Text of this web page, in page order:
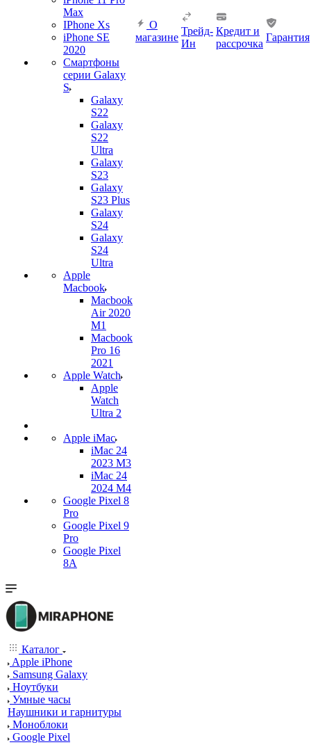
Max
IPhone Xs
iPhone SE
2020
Смартфоны
серии Galaxy
S
Galaxy
S22
Galaxy
S22
Ultra
Galaxy
S23
Galaxy
S23 Plus
Galaxy
S24
Galaxy
S24
Ultra
Apple
Macbook
Macbook
Air 2020
M1
Macbook
Pro 16
2021
Apple Watch
Apple
Watch
Ultra 2
Apple iMac
iMac 24
2023 M3
iMac 24
2024 M4
Google Pixel 8
Pro
Google Pixel 9
Pro
Google Pixel
8A
О
магазине
Трейд-
Ин
Кредит и
рассрочка
Гарантия
Каталог
Apple iPhone
Samsung Galaxy
Ноутбуки
Умные часы
Наушники и гарнитуры
Моноблоки
Google Pixel